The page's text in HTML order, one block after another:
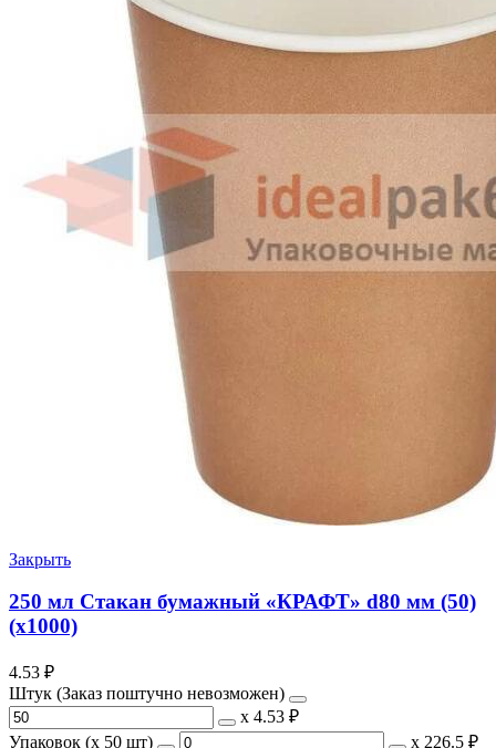
Закрыть
250 мл Стакан бумажный «КРАФТ» d80 мм (50)
(х1000)
4.53 ₽
Штук (Заказ поштучно невозможен)
х 4.53 ₽
Упаковок (x 50 шт)
х 226.5 ₽